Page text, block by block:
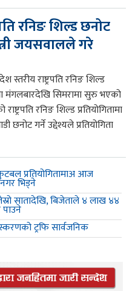
रनिङ शिल्ड छनोट
जयसवालले गरे
स्तरीय राष्ट्रपति रनिङ शिल्ड
मंगलबारदेखि सिमरामा सुरु भएको
राष्ट्रपति रनिङ शिल्ड प्रतियोगितामा
छनोट गर्ने उद्देश्यले प्रतियोगिता
प्रतियोगितामाअ आज
भिड्ने
सातादेखि, बिजेताले ४ लाख ४४
ट्रफि सार्वजनिक